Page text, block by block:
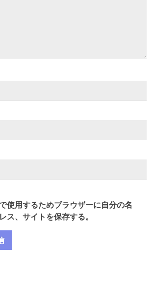
使用するためブラウザーに自分の名
ス、サイトを保存する。